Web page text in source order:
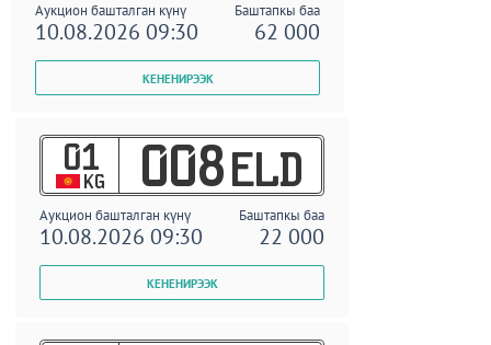
Аукцион башталган күнү Баштапкы баа
10.08.2026 09:30 62 000
01
KG 008 ELD
Аукцион башталган күнү Баштапкы баа
10.08.2026 09:30 22 000